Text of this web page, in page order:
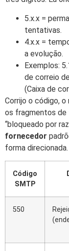
5.x.x =
tentativas.
4.x.x =
a evolução.
Exemplos:
de correio
(Caixa de
Corrijo o código,
os fragmentos de
“bloqueado por
fornecedor
forma direcionada.
Código
SMTP
550